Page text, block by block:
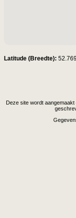
Latitude (Breedte):
Deze site wordt aangemaakt